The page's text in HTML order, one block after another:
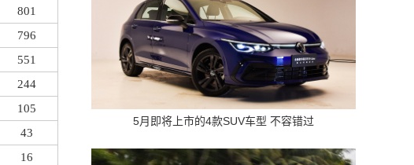
801
796
551
244
105
43
16
5月即将上市的4款SUV车型 不容错过